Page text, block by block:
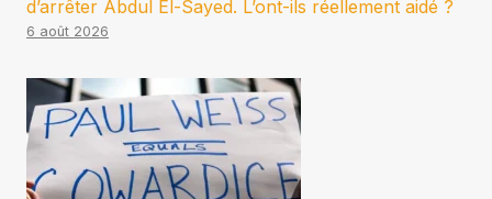
d’arrêter Abdul El-Sayed. L’ont-ils réellement aidé ?
6 août 2026